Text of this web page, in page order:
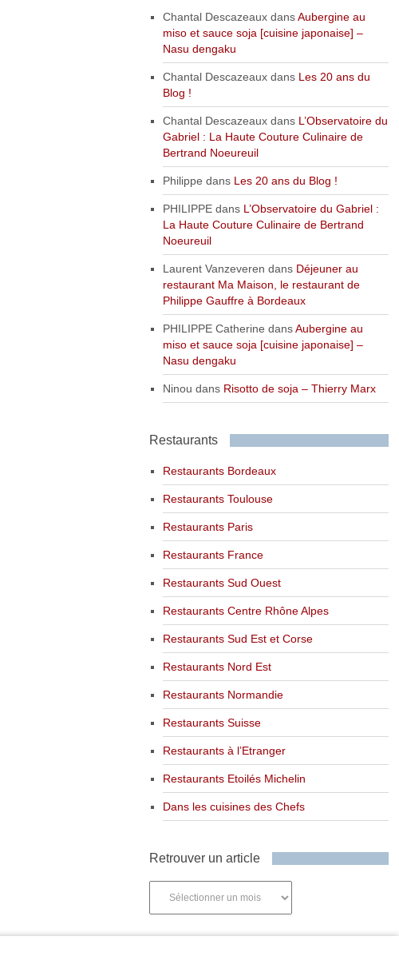
Chantal DescazeauxdansAubergine au
miso et sauce soja [cuisine japonaise] –
Nasu dengaku
Chantal Descazeauxdans Les 20 ans du
Blog !
Chantal Descazeauxdans L’Observatoire du
Gabriel : La Haute Couture Culinaire de
Bertrand Noeureuil
Philippe dans Les 20 ans du Blog !
PHILIPPEdans L’Observatoire du Gabriel :
La Haute Couture Culinaire de Bertrand
Noeureuil
Laurent Vanzeveren dans Déjeuner au
restaurant Ma Maison, le restaurant de
Philippe Gauffre à Bordeaux
PHILIPPE Catherine dansAubergine au
miso et sauce soja [cuisine japonaise] –
Nasu dengaku
Ninou dans Risotto de soja – Thierry Marx
Restaurants
Restaurants Bordeaux
Restaurants Toulouse
Restaurants Paris
Restaurants France
Restaurants Sud Ouest
Restaurants Centre Rhône Alpes
Restaurants Sud Est et Corse
Restaurants Nord Est
Restaurants Normandie
Restaurants Suisse
Restaurants à l’Etranger
Restaurants Etoilés Michelin
Dans les cuisines des Chefs
Retrouver un article